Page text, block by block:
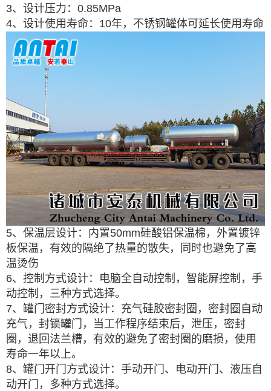
3、设计压力：0.85MPa
4、设计使用寿命：10年，不锈钢罐体可延长使用寿命
5、保温层设计：内置50mm硅酸铝保温棉，外置镀锌
板保温，有效的隔绝了热量的散失，同时也避免了高
温烫伤
6、控制方式设计：电脑全自动控制，智能屏控制，手
动控制，三种方式选择。
7、罐门密封方式设计：充气硅胶密封圈，密封圈自动
充气，封锁罐门，当工作程序结束后，泄压，密封
圈，退回法兰槽，有效的避免了密封圈的磨损，使用
寿命一年以上。
8、罐门开门方式设计：手动开门、电动开门、液压自
动开门，多种方式选择。